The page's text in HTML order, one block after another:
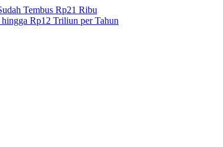
Tembus Rp21 Ribu
Rp12 Triliun per Tahun